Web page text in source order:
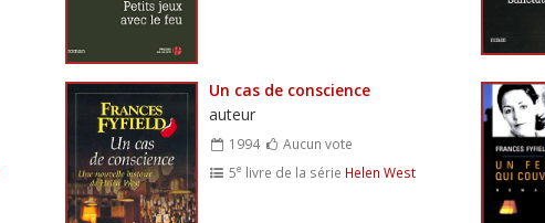
Un cas de conscience
auteur
1994
Aucun vote
5e livre de la série Helen West